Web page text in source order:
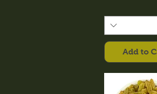
Add to